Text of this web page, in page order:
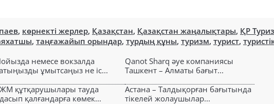
, көрнекті жерлер, Қазақстан, Қазақстан жаңалықтары, ҚР
, таңғажайып орындар, турдың құны, туризм, турист,
немесе вокзалда
ұмытсаңыз не іс...
Qanot Sharq әуе компаниясы
Ташкент – Алматы бағыт...
құтқарушылары тауда
қалғандарға көмек...
Астана – Талдықорған бағытында
тікелей жолаушылар...